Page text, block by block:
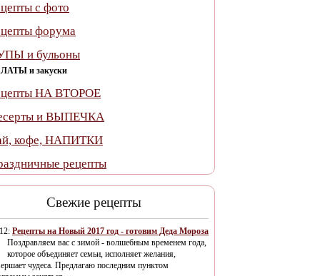
c фото
форума
и бульоны
и закуски
НА ВТОРОЕ
и ВЫПЕЧКА
кофе, НАПИТКИ
рецепты
Свежие рецепты
Рецепты на Новый 2017 год - готовим Деда Мороза
Поздравляем вас с зимой - волшебным временем года,
которое объединяет семьи, исполняет желания,
чудеса. Предлагаю последним пунктом